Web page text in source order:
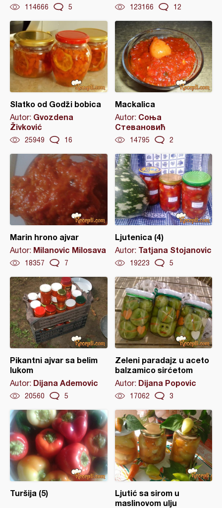
114666 5 123166 12
Slatko od Godži bobica
Autor: Gvozdena
Živković
25949 16
Mackalica
Autor: Соња
Стевановић
14795 2
Marin hrono ajvar
Autor: Milanovic Milosava
18357 7
Ljutenica (4)
Autor: Tatjana Stojanovic
19223 5
Pikantni ajvar sa belim
lukom
Autor: Dijana Ademovic
20560 5
Zeleni paradajz u aceto
balzamico sirćetom
Autor: Dijana Popovic
17062 3
Turšija (5)
Ljutić sa sirom u
maslinovom ulju